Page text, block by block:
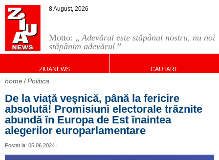
Motto: „Adevărul este stăpânul nostru, nu noi
stăpânim adevărul ”
8 August, 2026
ZIUANEWS CAUTARE
home Politica
De la viaţă veşnică, până la fericire
absolută! Promisiuni electorale trăznite
abundă în Europa de Est înaintea
alegerilor europarlamentare
Postat la: 05.06.2024 |